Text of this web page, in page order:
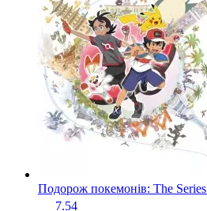
Подорож покемонів: The Series
7.54